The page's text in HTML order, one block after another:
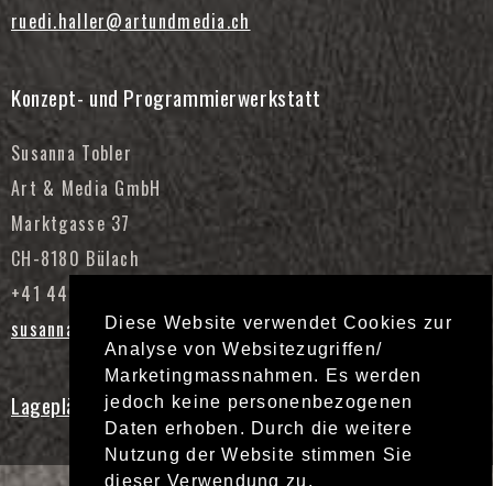
Diese Website verwendet Cookies zur
Analyse von Websitezugriffen/
Marketingmassnahmen. Es werden
jedoch keine personenbezogenen
Daten erhoben. Durch die weitere
Nutzung der Website stimmen Sie
dieser Verwendung zu.
ruedi.haller@artundmedia.ch
Konzept- und Programmierwerkstatt
Susanna Tobler
Art & Media GmbH
Marktgasse 37
CH-8180 Bülach
+41 44 862 03 33
susanna.tobler@artundmedia.ch
Lagepläne